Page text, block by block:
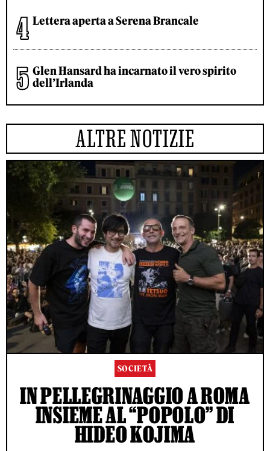
Lettera aperta a Serena Brancale
Glen Hansard ha incarnato il vero spirito
dell’Irlanda
ALTRE NOTIZIE
SOCIETÀ
IN PELLEGRINAGGIO A ROMA
INSIEME AL “POPOLO” DI
HIDEO KOJIMA